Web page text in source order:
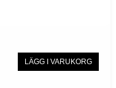
LÄGG I VARUKORG